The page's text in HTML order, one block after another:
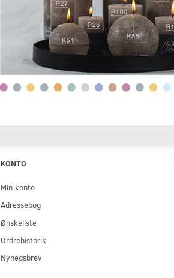
KONTO
Min konto
Adressebog
Ønskeliste
Ordrehistorik
Nyhedsbrev